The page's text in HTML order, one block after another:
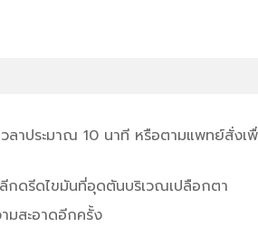
ลาประมาณ 10 นาที หรือตามแพทย์สั่งเ
กดรีดไขมันที่อุดตันบริเวณเปลือกตา
มสะอาดอีกครั้ง